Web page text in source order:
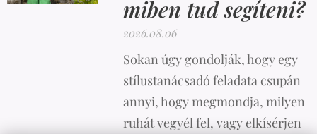
miben tud segíteni?
2026.08.06
Sokan úgy gondolják, hogy egy
stílustanácsadó feladata csupán
annyi, hogy megmondja, milyen
ruhát vegyél fel, vagy elkísérjen